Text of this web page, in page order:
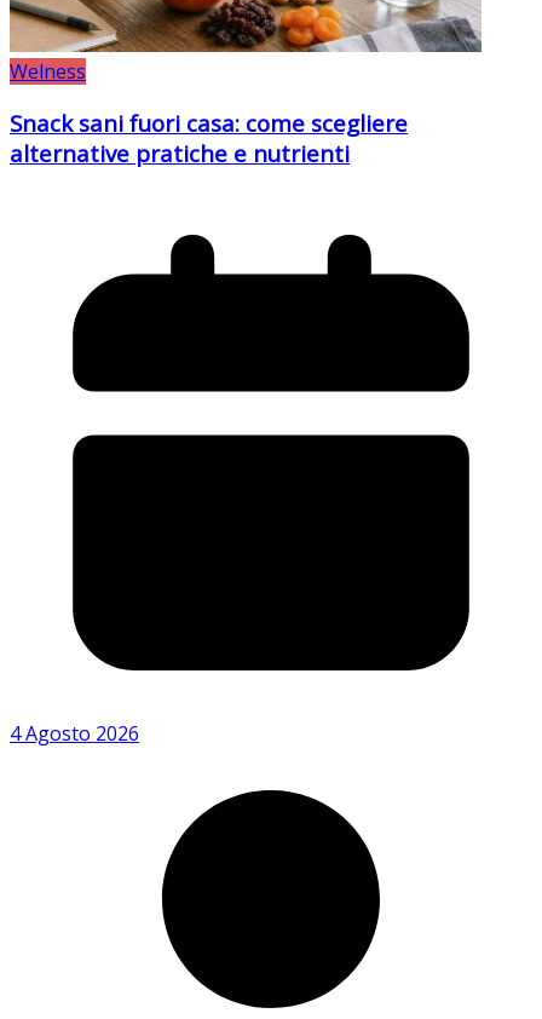
Welness
Snack sani fuori casa: come scegliere
alternative pratiche e nutrienti
4 Agosto 2026